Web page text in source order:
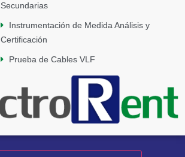
Secundarias
Instrumentación de Medida Análisis y
Certificación
Prueba de Cables VLF